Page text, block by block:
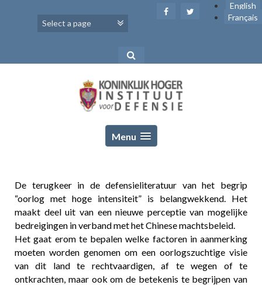
English
Français
Menu
De terugkeer in de defensieliteratuur van het begrip
“oorlog met hoge intensiteit” is belangwekkend. Het
maakt deel uit van een nieuwe perceptie van mogelijke
bedreigingen in verband met het Chinese machtsbeleid.
Het gaat erom te bepalen welke factoren in aanmerking
moeten worden genomen om een oorlogszuchtige visie
van dit land te rechtvaardigen, af te wegen of te
ontkrachten, maar ook om de betekenis te begrijpen van